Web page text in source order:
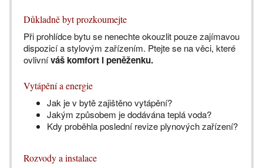
Důkladně byt prozkoumejte
Při prohlídce bytu se nenechte okouzlit pouze zajímavou
dispozicí a stylovým zařízením. Ptejte se na věci, které
ovlivníváš komfort i peněženku.
Vytápění a energie
Jak je v bytě zajištěno vytápění?
Jakým způsobem je dodávána teplá voda?
Kdy proběhla poslední revize plynových zařízení?
Rozvody a instalace